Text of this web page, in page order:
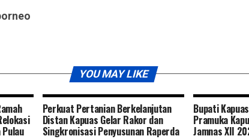
YOU MAY LIKE
Perkuat Pertanian Berkelanjutan
Distan Kapuas Gelar Rakor dan
Singkronisasi Penyusunan Raperda
Bupati
Pramuka
Jamnas XII